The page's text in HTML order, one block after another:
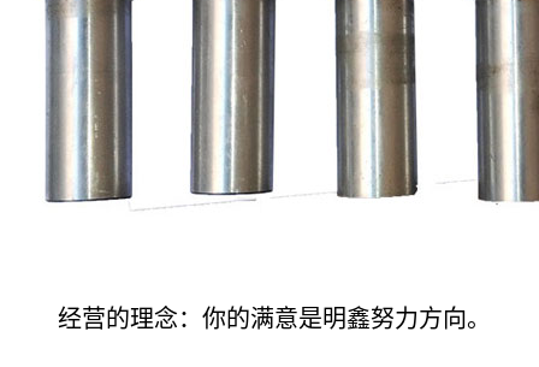
经营的理念：你的满意是明鑫努力方向。